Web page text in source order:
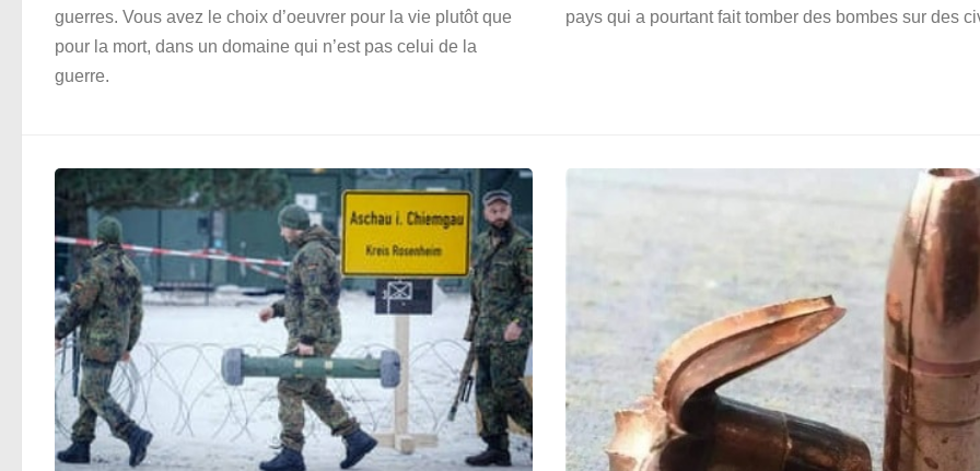
guerres. Vous avez le choix d’oeuvrer pour la vie plutôt que
pour la mort, dans un domaine qui n’est pas celui de la
guerre.
pays qui a pourtant fait tomber des bombes sur des